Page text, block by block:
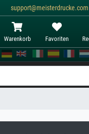
Warenkorb Favoriten